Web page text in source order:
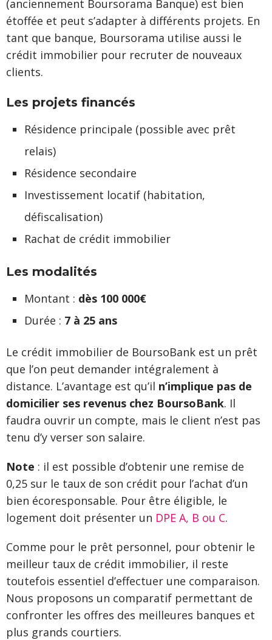
(anciennement Boursorama Banque) est bien
étoffée et peut s’adapter à différents projets. En
tant que banque, Boursorama utilise aussi le
crédit immobilier pour recruter de nouveaux
clients.
Les projets financés
Résidence principale (possible avec prêt
relais)
Résidence secondaire
Investissement locatif (habitation,
défiscalisation)
Rachat de crédit immobilier
Les modalités
Montant : dès 100 000€
Durée : 7 à 25 ans
Le crédit immobilier de BoursoBank est un prêt
que l’on peut demander intégralement à
distance. L’avantage est qu’il n’implique pas de
domicilier ses revenus chez BoursoBank. Il
faudra ouvrir un compte, mais le client n’est pas
tenu d’y verser son salaire.
Note : il est possible d’obtenir une remise de
0,25 sur le taux de son crédit pour l’achat d’un
bien écoresponsable. Pour être éligible, le
logement doit présenter un DPE A, B ou C.
Comme pour le prêt personnel, pour obtenir le
meilleur taux de crédit immobilier, il reste
toutefois essentiel d’effectuer une comparaison.
Nous proposons un comparatif permettant de
confronter les offres des meilleures banques et
plus grands courtiers.